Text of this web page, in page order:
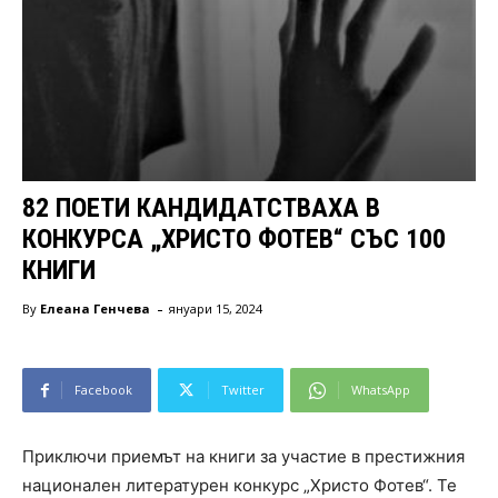
82 ПОЕТИ КАНДИДАТСТВАХА В
КОНКУРСА „ХРИСТО ФОТЕВ“ СЪС 100
КНИГИ
By Елеана Генчева - януари 15, 2024
Facebook Twitter WhatsApp
Приключи приемът на книги за участие в престижния
национален литературен конкурс „Христо Фотев“. Те